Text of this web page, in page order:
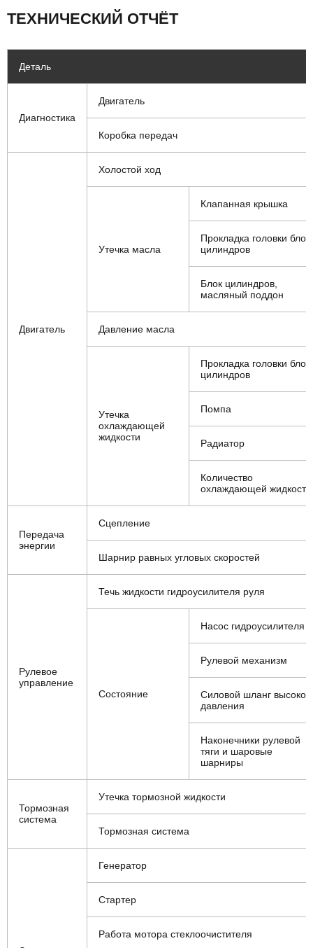
ТЕХНИЧЕСКИЙ ОТЧЁТ
Деталь
Диагностика
Двигатель
Коробка передач
Двигатель
Холостой ход
Утечка масла
Клапанная крышка
Прокладка головки
цилиндров
Блок цилиндров,
масляный поддон
Давление масла
Утечка
охлаждающей
жидкости
Прокладка головки
цилиндров
Помпа
Радиатор
Количество
охлаждающей жидкости
Передача
энергии
Сцепление
Шарнир равных угловых скоростей
Рулевое
управление
Течь жидкости гидроусилителя руля
Состояние
Насос гидроусилителя
Рулевой механизм
Силовой шланг
давления
Наконечники рулевой
тяги и шаровые
шарниры
Тормозная
система
Утечка тормозной жидкости
Тормозная система
Генератор
Стартер
Работа мотора стеклоочистителя